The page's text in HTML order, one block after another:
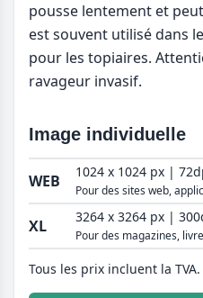
pousse lentement et
est souvent utilisé dans
pour les topiaires.
ravageur invasif.
Image individuelle
WEB 1024 x 1024 px |
Pour des sites web,
XL 3264 x 3264 px |
Pour des magazines,
Tous les prix incluent la TVA.